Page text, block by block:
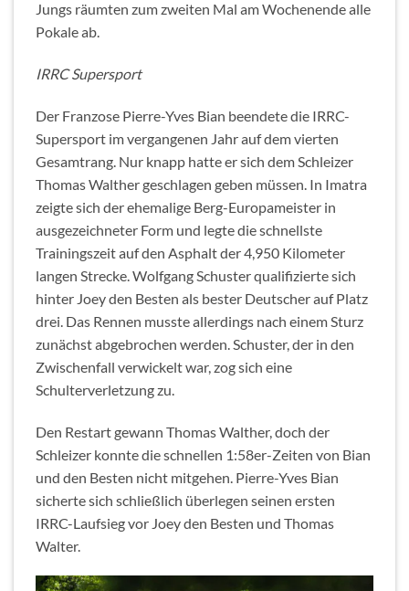
Jungs räumten zum zweiten Mal am Wochenende alle
Pokale ab.
IRRC Supersport
Der Franzose Pierre-Yves Bian beendete die IRRC-
Supersport im vergangenen Jahr auf dem vierten
Gesamtrang. Nur knapp hatte er sich dem Schleizer
Thomas Walther geschlagen geben müssen. In Imatra
zeigte sich der ehemalige Berg-Europameister in
ausgezeichneter Form und legte die schnellste
Trainingszeit auf den Asphalt der 4,950 Kilometer
langen Strecke. Wolfgang Schuster qualifizierte sich
hinter Joey den Besten als bester Deutscher auf Platz
drei. Das Rennen musste allerdings nach einem Sturz
zunächst abgebrochen werden. Schuster, der in den
Zwischenfall verwickelt war, zog sich eine
Schulterverletzung zu.
Den Restart gewann Thomas Walther, doch der
Schleizer konnte die schnellen 1:58er-Zeiten von Bian
und den Besten nicht mitgehen. Pierre-Yves Bian
sicherte sich schließlich überlegen seinen ersten
IRRC-Laufsieg vor Joey den Besten und Thomas
Walter.